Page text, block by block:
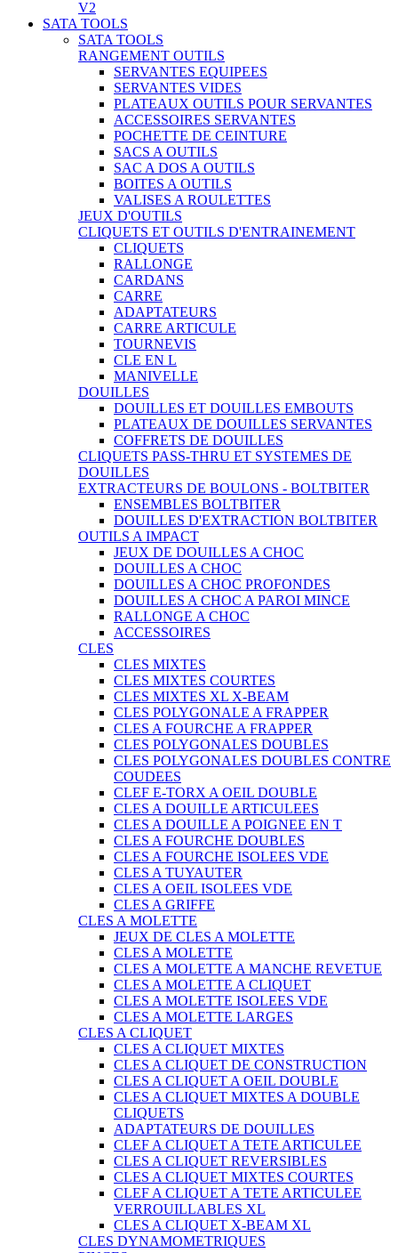
V2
SATA TOOLS
SATA TOOLS
RANGEMENT OUTILS
SERVANTES EQUIPEES
SERVANTES VIDES
PLATEAUX OUTILS POUR SERVANTES
ACCESSOIRES SERVANTES
POCHETTE DE CEINTURE
SACS A OUTILS
SAC A DOS A OUTILS
BOITES A OUTILS
VALISES A ROULETTES
JEUX D'OUTILS
CLIQUETS ET OUTILS D'ENTRAINEMENT
CLIQUETS
RALLONGE
CARDANS
CARRE
ADAPTATEURS
CARRE ARTICULE
TOURNEVIS
CLE EN L
MANIVELLE
DOUILLES
DOUILLES ET DOUILLES EMBOUTS
PLATEAUX DE DOUILLES SERVANTES
COFFRETS DE DOUILLES
CLIQUETS PASS-THRU ET SYSTEMES DE
DOUILLES
EXTRACTEURS DE BOULONS - BOLTBITER
ENSEMBLES BOLTBITER
DOUILLES D'EXTRACTION BOLTBITER
OUTILS A IMPACT
JEUX DE DOUILLES A CHOC
DOUILLES A CHOC
DOUILLES A CHOC PROFONDES
DOUILLES A CHOC A PAROI MINCE
RALLONGE A CHOC
ACCESSOIRES
CLES
CLES MIXTES
CLES MIXTES COURTES
CLES MIXTES XL X-BEAM
CLES POLYGONALE A FRAPPER
CLES A FOURCHE A FRAPPER
CLES POLYGONALES DOUBLES
CLES POLYGONALES DOUBLES CONTRE
COUDEES
CLEF E-TORX A OEIL DOUBLE
CLES A DOUILLE ARTICULEES
CLES A DOUILLE A POIGNEE EN T
CLES A FOURCHE DOUBLES
CLES A FOURCHE ISOLEES VDE
CLES A TUYAUTER
CLES A OEIL ISOLEES VDE
CLES A GRIFFE
CLES A MOLETTE
JEUX DE CLES A MOLETTE
CLES A MOLETTE
CLES A MOLETTE A MANCHE REVETUE
CLES A MOLETTE A CLIQUET
CLES A MOLETTE ISOLEES VDE
CLES A MOLETTE LARGES
CLES A CLIQUET
CLES A CLIQUET MIXTES
CLES A CLIQUET DE CONSTRUCTION
CLES A CLIQUET A OEIL DOUBLE
CLES A CLIQUET MIXTES A DOUBLE
CLIQUETS
ADAPTATEURS DE DOUILLES
CLEF A CLIQUET A TETE ARTICULEE
CLES A CLIQUET REVERSIBLES
CLES A CLIQUET MIXTES COURTES
CLEF A CLIQUET A TETE ARTICULEE
VERROUILLABLES XL
CLES A CLIQUET X-BEAM XL
CLES DYNAMOMETRIQUES